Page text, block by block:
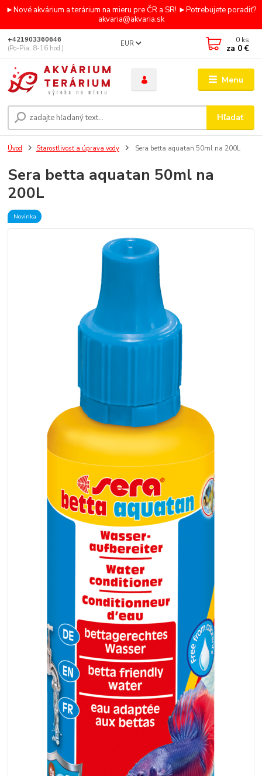
►Nové akvárium a terárium na mieru pre ČR a SR! ►Potrebujete poradiť?
akvaria@akvaria.sk
Menu
EUR
Hľadať
+421903360646
(Po-Pia, 8-16 hod.)
0 ks
za 0 €
Úvod Starostlivosť a úprava vody Sera betta aquatan 50ml na 200L
Sera betta aquatan 50ml na
200L
Novinka